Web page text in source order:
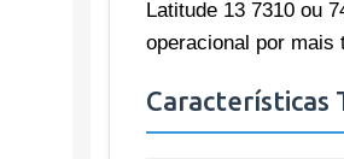
Latitude 13 7310 ou
operacional por mais
Características